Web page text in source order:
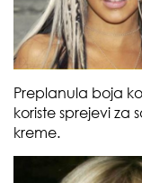
Preplanula boja
koriste sprejevi za
kreme.